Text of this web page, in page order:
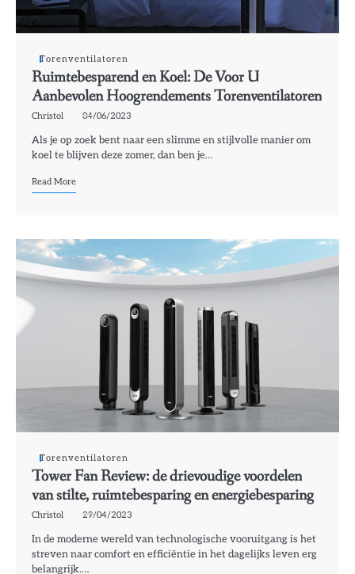
Torenventilatoren
Ruimtebesparend en Koel: De Voor U
Aanbevolen Hoogrendements Torenventilatoren
Christol 04/06/2023
Als je op zoek bent naar een slimme en stijlvolle manier om
koel te blijven deze zomer, dan ben je…
Read More
Torenventilatoren
Tower Fan Review: de drievoudige voordelen
van stilte, ruimtebesparing en energiebesparing
Christol 29/04/2023
In de moderne wereld van technologische vooruitgang is het
streven naar comfort en efficiëntie in het dagelijks leven erg
belangrijk.…